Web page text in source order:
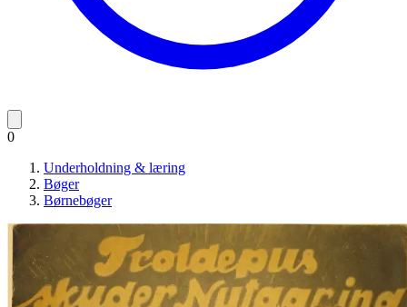
0
Underholdning & læring
Bøger
Børnebøger